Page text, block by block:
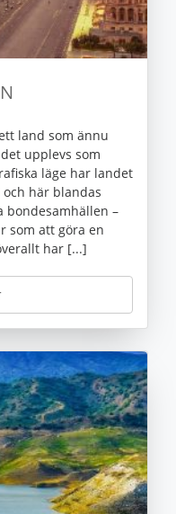
land som ännu
upplevs som
läge har landet
här blandas
bondesamhällen –
som att göra en
har [...]